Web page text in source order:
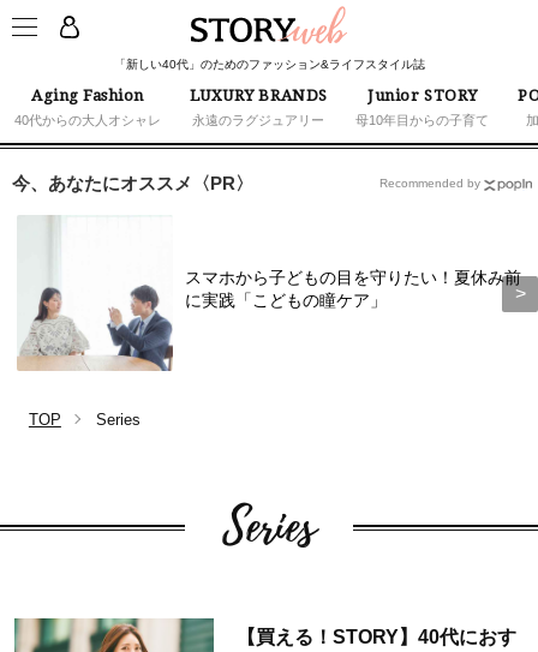
「新しい40代」のためのファッション&ライフスタイル誌
Aging Fashion
40代からの大人オシャレ
LUXURY BRANDS
永遠のラグジュアリー
Junior STORY
母10年目からの子育て
今、あなたにオススメ〈PR〉
スマホから子どもの目を守りたい！夏休み前
に実践「こどもの瞳ケア」
Recommended by
TOP Series
Series
【買える！STORY】40代におす